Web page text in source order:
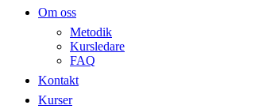
Om oss
Metodik
Kursledare
FAQ
Kontakt
Kurser